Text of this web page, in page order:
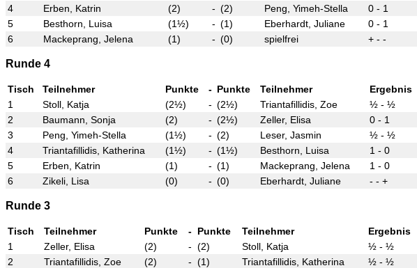
4
Erben, Katrin (2) - (2) Peng, Yimeh-Stella
0 - 1
5
Besthorn, Luisa (1½) - (1) Eberhardt, Juliane
0 - 1
6
Mackeprang, Jelena (1) - (0) spielfrei + - -
Runde 4
Tisch Teilnehmer Punkte - Punkte Teilnehmer
Ergebnis
1
Stoll, Katja (2½) - (2½) Triantafillidis, Zoe
½ - ½
2
Baumann, Sonja (2) - (2½) Zeller, Elisa
0 - 1
3
Peng, Yimeh-Stella (1½) - (2) Leser, Jasmin
½ - ½
4
Triantafillidis, Katherina (1½) - (1½) Besthorn, Luisa
1 - 0
5
Erben, Katrin (1) - (1) Mackeprang, Jelena
1 - 0
6
Zikeli, Lisa (0) - (0) Eberhardt, Juliane - - +
Runde 3
Tisch Teilnehmer Punkte - Punkte Teilnehmer
Ergebnis
1
Zeller, Elisa (2) - (2) Stoll, Katja
½ - ½
2
Triantafillidis, Zoe (2) - (1) Triantafillidis, Katherina
½ - ½